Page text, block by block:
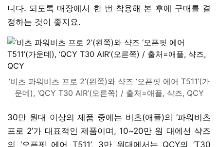
니다. 되도록 매장에서 한 번 착용해 본 후에 구매를 결
정하는 것이 좋지요.
‘비츠 파워비츠 프로 2’(왼쪽)와 샥즈 ‘오픈핏 에어 T511’(가
운데), ‘QCY T30 AIR’(오른쪽) / 출처=애플, 샥즈, QCY
30만 원대 이상의 제품 중에는 비츠(애플)의 ‘파워비츠
프로 2’가 대표적인 제품이며, 10~20만 원 대에선 샥즈
의 ‘오픈핏 에어 T511’, 3만 원대에서는 QCY의 ‘T30